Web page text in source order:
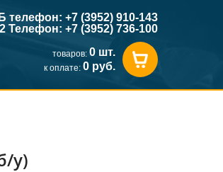
телефон: +7 (3952) 910-143
Телефон: +7 (3952) 736-100
товаров: 0 шт.
к оплате: 0 руб.
у)